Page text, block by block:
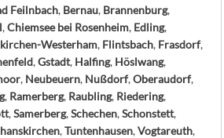
Feilnbach, Bernau, Brannenburg,
,Chiemsee bei Rosenheim, Edling,
Westerham, Flintsbach, Frasdorf,
,Gstadt, Halfing, Höslwang,
, Neubeuern, Nußdorf,Oberaudorf,
, Ramerberg, Raubling, Riedering,
,Samerberg,Schechen,Schonstett,
,Tuntenhausen,Vogtareuth,